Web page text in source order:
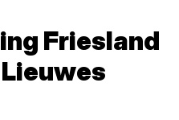
Friesland
Lieuwes